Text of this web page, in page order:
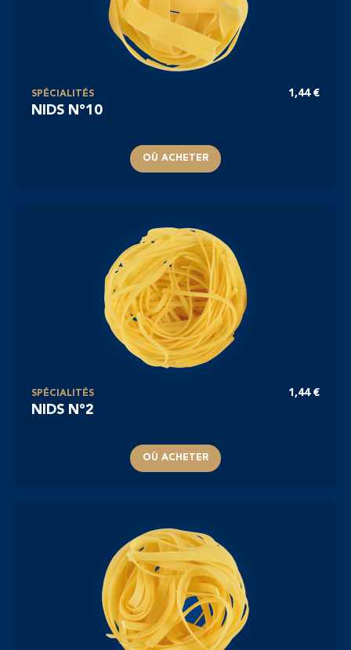
SPÉCIALITÉS 1,44 €
NIDS N°10
OÙ ACHETER
SPÉCIALITÉS 1,44 €
NIDS N°2
OÙ ACHETER